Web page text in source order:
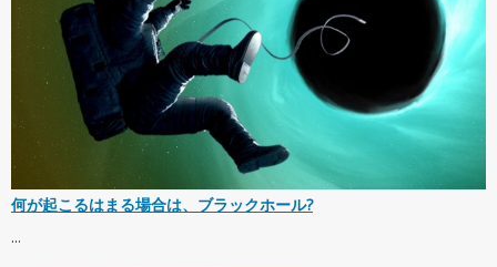
何が起こるはまる場合は、ブラックホール?
...